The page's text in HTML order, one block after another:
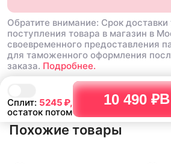
Сплит: 5245₽,
остаток потом
10 490 ₽В
Обратите внимание: Срок доставки
поступления товара в магазин в
своевременного предоставления
для таможенного оформления
заказа. Подробнее.
Похожие товары